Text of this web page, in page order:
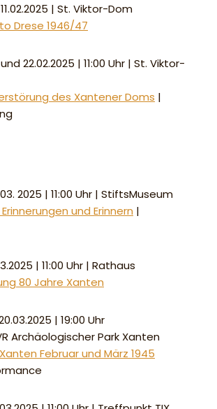
| St. Viktor-Dom
Drese 1946/47
22.02.2025 | 11:00 Uhr | St. Viktor-
des Xantener Doms |
2025 | 11:00 Uhr | StiftsMuseum
und Erinnern |
| 11:00 Uhr | Rathaus
80 Jahre Xanten
| 19:00 Uhr
Archäologischer Park Xanten
Februar und März 1945